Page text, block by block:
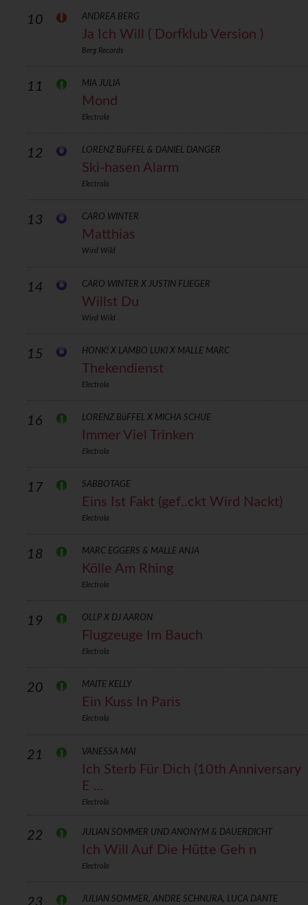
10 ANDREA BERG
Ja Ich Will ( Dorfklub Version )
Berg Records
11 MIA JULIA
Mond
Electrola
12 LORENZ BüFFEL & DANIEL DANGER
Ski-hasen Alarm
Electrola
13 CARO WINTER
Matthias
Wird Wild
14 CARO WINTER X JUSTIN FLIEGER
Willst Du
Wird Wild
15 HONK! X LAMBO LUKI X MALLE MARC
Thekendienst
Electrola
16 LORENZ BüFFEL X MICHA SCHUE
Immer Viel Trinken
Electrola
17 SABBOTAGE
Eins Ist Fakt (gef..ckt Wird Nackt)
Electrola
18 MARC EGGERS & MALLE ANJA
Kölle Am Rhing
Electrola
19 OLI.P X DJ AARON
Flugzeuge Im Bauch
Electrola
20 MAITE KELLY
Ein Kuss In Paris
Electrola
21 VANESSA MAI
Ich Sterb Für Dich (10th Anniversary
E ...
Electrola
22 JULIAN SOMMER UND ANONYM & DAUERDICHT
Ich Will Auf Die Hütte Geh n
Electrola
23 JULIAN SOMMER, ANDRE SCHNURA, LUCA DANTE